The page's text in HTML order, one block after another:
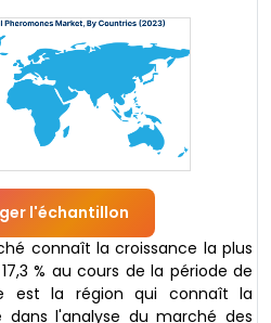
l'échantillon
connaît la croissance la plus
% au cours de la période de
est la région qui connaît la
dans l'analyse du marché des